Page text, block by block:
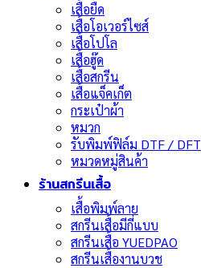
เสื้อยืด
เสื้อโอเวอร์ไซส์
เสื้อโปโล
เสื้อฮู๊ด
เสื้อสกรีน
เสื้อแจ็คเก็ต
กระเป๋าผ้า
หมวก
รับพิมพ์ฟิล์ม DTF / DFT
หมวดหมู่สินค้า
ร้านสกรีนเสื้อ
เสื้อพิมพ์ลาย
สกรีนเสื้อมีกี่แบบ
สกรีนเสื้อ YUEDPAO
สกรีนเสื้องานบวช